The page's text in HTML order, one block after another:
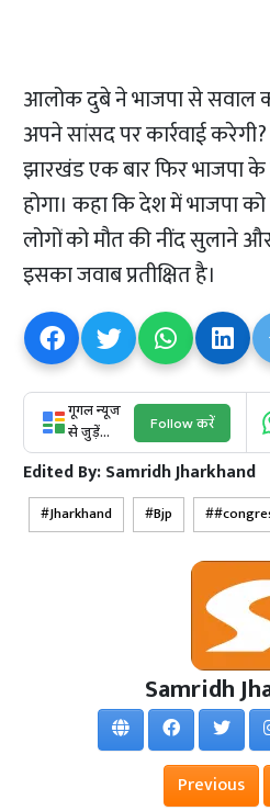
आलोक दुबे ने भाजपा से सवाल
अपने सांसद पर कार्रवाई
झारखंड एक बार फिर भाजपा
होगा। कहा कि देश में भाजपा
लोगों को मौत की नींद सुलाने
इसका जवाब प्रतीक्षित है।
गूगल न्यूज
से जुड़ें...
Follow करें
Edited By:Samridh Jharkhand
Jharkhand Bjp
Samridh
Previous